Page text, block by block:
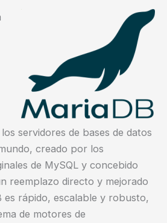
servidores de bases de datos
creado por los
de MySQL y concebido
reemplazo directo y mejorado
es rápido, escalable y robusto,
de motores de